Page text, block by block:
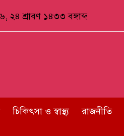
শ্রাবণ ১৪৩৩ বঙ্গাব্দ
চিকিৎসা ও স্বাস্থ্য রাজনীতি